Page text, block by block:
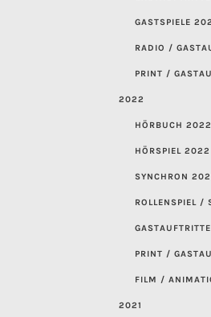
GASTSPIELE
RADIO /
PRINT /
2022
HÖRBUCH 2022
HÖRSPIEL 2022
SYNCHRON
ROLLENSPIEL /
PRINT /
FILM /
2021